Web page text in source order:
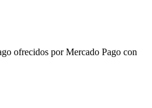
ofrecidos por Mercado Pago con